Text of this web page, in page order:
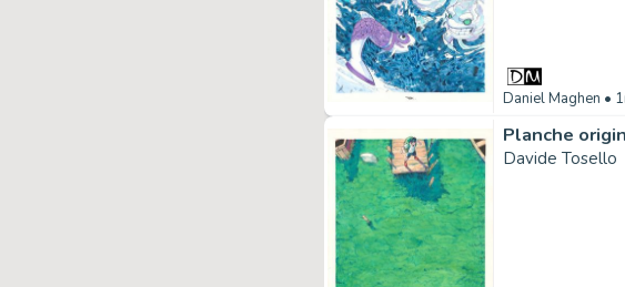
Daniel Maghen •
Planche
Davide Tosello